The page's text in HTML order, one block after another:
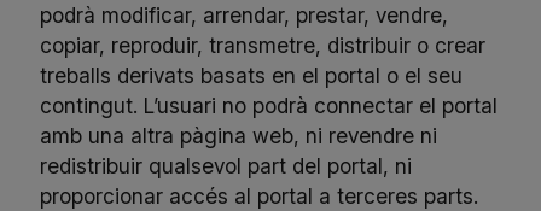
podrà modificar, arrendar, prestar, vendre,
copiar, reproduir, transmetre, distribuir o crear
treballs derivats basats en el portal o el seu
contingut. L’usuari no podrà connectar el portal
amb una altra pàgina web, ni revendre ni
redistribuir qualsevol part del portal, ni
proporcionar accés al portal a terceres parts.